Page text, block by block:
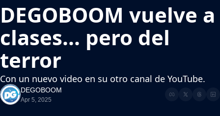
DEGOBOOM vuelve a
clases... pero del
terror
Con un nuevo video en su otro canal de YouTube.
DEGOBOOM
Apr 5, 2025